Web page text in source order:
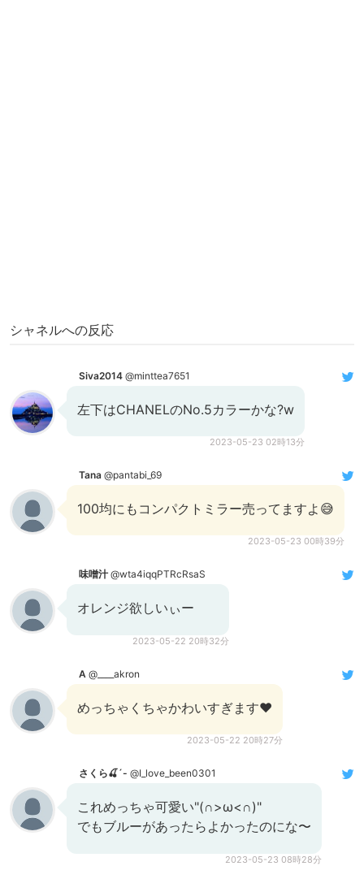
シャネルへの反応
Siva2014 @minttea7651
左下はCHANELのNo.5カラーかな?w
2023-05-23 02時13分
Tana @pantabi_69
100均にもコンパクトミラー売ってますよ😅
2023-05-23 00時39分
味噌汁@wta4iqqPTRcRsaS
オレンジ欲しいぃー
2023-05-22 20時32分
A @____akron
めっちゃくちゃかわいすぎます♥️
2023-05-22 20時27分
さくら🍒´- @I_love_been0301
これめっちゃ可愛い"(∩>ω<∩)"
でもブルーがあったらよかったのにな〜
2023-05-23 08時28分